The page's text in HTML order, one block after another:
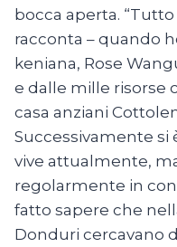
bocca aperta.
racconta – quando
keniana, Rose
e dalle mille risorse
casa anziani
Successivamente si
vive attualmente,
regolarmente in
fatto sapere che
Donduri cercavano